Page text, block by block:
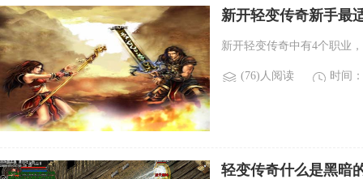
新开轻变传奇新手最
新开轻变传奇中有4个职业
(76)人阅读 时间
轻变传奇什么是黑暗